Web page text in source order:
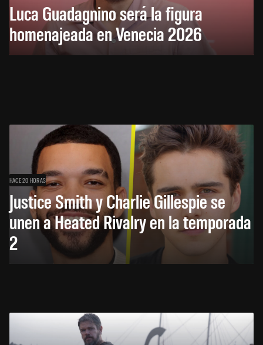
Luca Guadagnino será la figura
homenajeada en Venecia 2026
HACE 20 HORAS
Justice Smith y Charlie Gillespie se
unen a Heated Rivalry en la temporada
2